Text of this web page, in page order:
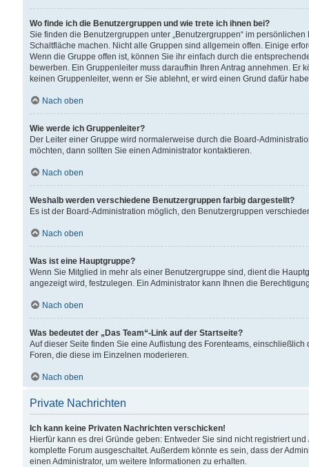
Wo finde ich die Benutzergruppen und wie trete ich ihnen bei?
Sie finden die Benutzergruppen unter „Benutzergruppen“ im
Schaltfläche machen. Nicht alle Gruppen sind allgemein offen. Einige
Wenn die Gruppe offen ist, können Sie ihr einfach durch die
bewerben. Ein Gruppenleiter muss daraufhin Ihren Antrag annehmen.
keinen Gruppenleiter, wenn er Sie ablehnt, er wird einen Grund dafür
Nach oben
Wie werde ich Gruppenleiter?
Der Leiter einer Gruppe wird normalerweise durch die Board-
möchten, dann sollten Sie einen Administrator kontaktieren.
Nach oben
Weshalb werden verschiedene Benutzergruppen farbig dargestellt?
Es ist der Board-Administration möglich, den Benutzergruppen
Nach oben
Was ist eine Hauptgruppe?
Wenn Sie Mitglied in mehr als einer Benutzergruppe sind, dient die
angezeigt wird, festzulegen. Ein Administrator kann Ihnen die
Nach oben
Was bedeutet der „Das Team“-Link auf der Startseite?
Auf dieser Seite finden Sie eine Auflistung des Forenteams,
Foren, die diese im Einzelnen moderieren.
Nach oben
Private Nachrichten
Ich kann keine Privaten Nachrichten verschicken!
Hierfür kann es drei Gründe geben: Entweder Sie sind nicht registriert
komplette Forum ausgeschaltet. Außerdem könnte es sein, dass der
einen Administrator, um weitere Informationen zu erhalten.